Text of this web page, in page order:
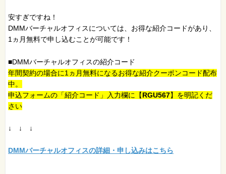
安すぎですね！
DMMバーチャルオフィスについては、お得な紹介コードがあり、
1ヵ月無料で申し込むことが可能です！
■DMMバーチャルオフィスの紹介コード
年間契約の場合に1ヵ月無料になるお得な紹介クーポンコード配布
中。
申込フォームの「紹介コード」入力欄に【RGU567】を明記くだ
さい
↓ ↓ ↓
DMMバーチャルオフィスの詳細・申し込みはこちら